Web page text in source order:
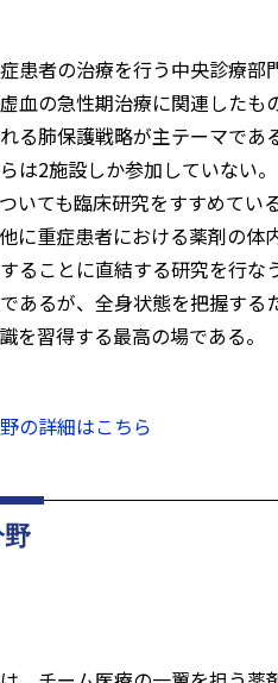
患者の治療を行う中央診療
血の急性期治療に関連した
る肺保護戦略が主テーマであ
は2施設しか参加していない
いても臨床研究をすすめて
に重症患者における薬剤の
ることに直結する研究を行
あるが、全身状態を把握す
を習得する最高の場である。
の詳細はこちら